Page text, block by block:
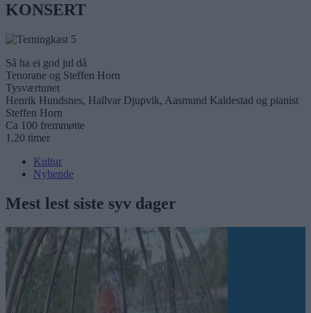
KONSERT
Så ha ei god jul då
Tenorane og Steffen Horn
Tysværtunet
Henrik Hundsnes, Hallvar Djupvik, Aasmund Kaldestad og pianist
Steffen Horn
Ca 100 fremmøtte
1.20 timer
Kultur
Nyhende
Mest lest siste syv dager